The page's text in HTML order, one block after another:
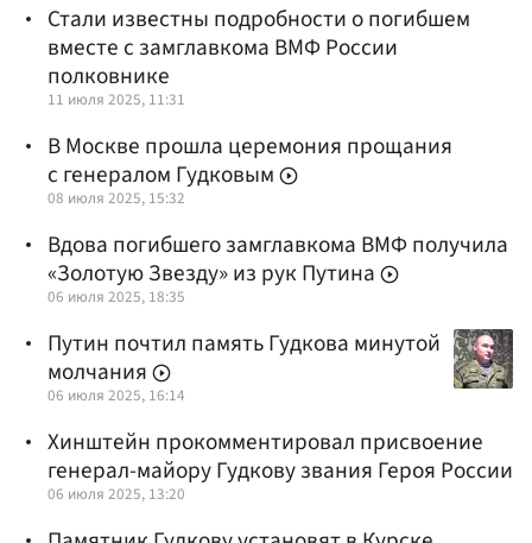
Стали известны подробности о погибшем
вместе с замглавкома ВМФ России
полковнике
11 июля 2025, 11:31
В Москве прошла церемония прощания
с генералом Гудковым
08 июля 2025, 15:32
Вдова погибшего замглавкома ВМФ получила
«Золотую Звезду» из рук Путина
06 июля 2025, 18:35
Путин почтил память Гудкова минутой
молчания
06 июля 2025, 16:14
Хинштейн прокомментировал присвоение
генерал-майору Гудкову звания Героя России
06 июля 2025, 13:20